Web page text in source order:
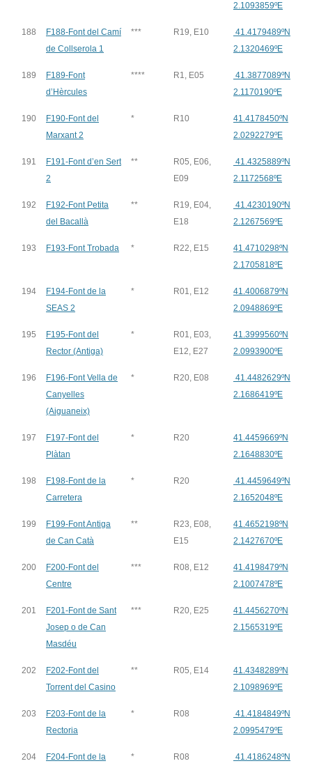
2.1093859ºE
188
F188-Font del Camí
de Collserola 1
*** R19, E10
41.4179489ºN
2.1320469ºE
189
F189-Font
d’Hèrcules
**** R1, E05
41.3877089ºN
2.1170190ºE
190
F190-Font del
Marxant 2
* R10
41.4178450ºN
2.0292279ºE
191
F191-Font d’en Sert
2
**
R05, E06,
E09
41.4325889ºN
2.1172568ºE
192
F192-Font Petita
del Bacallà
**
R19, E04,
E18
41.4230190ºN
2.1267569ºE
193 F193-Font Trobada * R22, E15
41.4710298ºN
2.1705818ºE
194
F194-Font de la
SEAS 2
* R01, E12
41.4006879ºN
2.0948869ºE
195
F195-Font del
Rector (Antiga)
*
R01, E03,
E12, E27
41.3999560ºN
2.0993900ºE
196
F196-Font Vella de
Canyelles
(Aiguaneix)
* R20, E08
41.4482629ºN
2.1686419ºE
197
F197-Font del
Plàtan
* R20
41.4459669ºN
2.1648830ºE
198
F198-Font de la
Carretera
* R20
41.4459649ºN
2.1652048ºE
199
F199-Font Antiga
de Can Catà
**
R23, E08,
E15
41.4652198ºN
2.1427670ºE
200
F200-Font del
Centre
*** R08, E12
41.4198479ºN
2.1007478ºE
201
F201-Font de Sant
Josep o de Can
Masdéu
*** R20, E25
41.4456270ºN
2.1565319ºE
202
F202-Font del
Torrent del Casino
** R05, E14
41.4348289ºN
2.1098969ºE
203
F203-Font de la
Rectoria
* R08
41.4184849ºN
2.0995479ºE
204 F204-Font de la * R08 41.4186248ºN